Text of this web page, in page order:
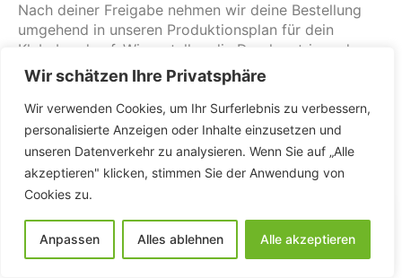
Wir schätzen Ihre Privatsphäre
Wir verwenden Cookies, um Ihr Surferlebnis zu verbessern,
personalisierte Anzeigen oder Inhalte einzusetzen und
unseren Datenverkehr zu analysieren. Wenn Sie auf „Alle
akzeptieren" klicken, stimmen Sie der Anwendung von
Cookies zu.
Anpassen Alles ablehnen Alle akzeptieren
Nach deiner Freigabe nehmen wir deine Bestellung
umgehend in unseren Produktionsplan für dein
Klebeband auf. Wir erstellen die Druckmatrix und
halten die benötigten Pantone-Farben bereit.
Aufgrund des aufwendigen Druckprozesses, der eine
sorgfältige Trocknungs- und Ausdünstungsphase
umfasst, beträgt die reguläre Produktions- und
Lieferzeit 18–22 Werktage.
Produktions- und Lieferzeit 18–22 Werktage